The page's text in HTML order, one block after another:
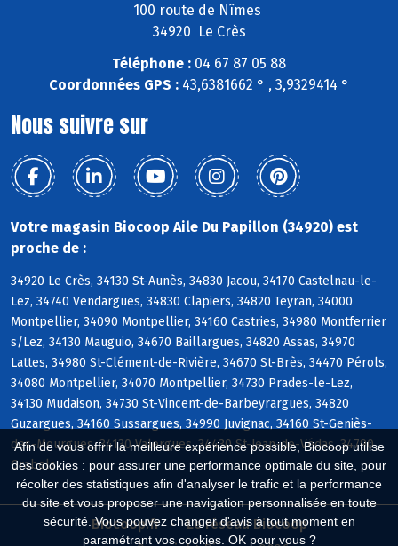
Afin de vous offrir la meilleure expérience possible, Biocoop utilise
des cookies : pour assurer une performance optimale du site, pour
récolter des statistiques afin d'analyser le trafic et la performance
du site et vous proposer une navigation personnalisée en toute
sécurité. Vous pouvez changer d'avis à tout moment en
paramétrant vos cookies. OK pour vous ?
100 route de Nîmes
34920 Le Crès
Téléphone : 04 67 87 05 88
Coordonnées GPS : 43,6381662 ° , 3,9329414 °
Nous suivre sur
Votre magasin Biocoop Aile Du Papillon (34920) est
proche de :
34920 Le Crès, 34130 St-Aunès, 34830 Jacou, 34170 Castelnau-le-
Lez, 34740 Vendargues, 34830 Clapiers, 34820 Teyran, 34000
Montpellier, 34090 Montpellier, 34160 Castries, 34980 Montferrier
s/Lez, 34130 Mauguio, 34670 Baillargues, 34820 Assas, 34970
Lattes, 34980 St-Clément-de-Rivière, 34670 St-Brès, 34470 Pérols,
34080 Montpellier, 34070 Montpellier, 34730 Prades-le-Lez,
34130 Mudaison, 34730 St-Vincent-de-Barbeyrargues, 34820
Guzargues, 34160 Sussargues, 34990 Juvignac, 34160 St-Geniès-
des-Mourgues, 34130 Valergues, 34430 St-Jean-de-Védas, 34790
Grabels
Biocoop.fr
Le réseau Biocoop